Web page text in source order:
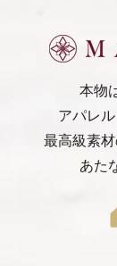
本物
アパレ
最高級素
あた